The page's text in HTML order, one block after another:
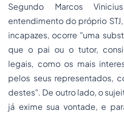
Segundo Marcos
entendimento do próprio
incapazes, ocorre "uma
que o pai ou o tutor,
legais, como os mais
pelos seus representados,
destes". De outro lado, o
já exime sua vontade, e